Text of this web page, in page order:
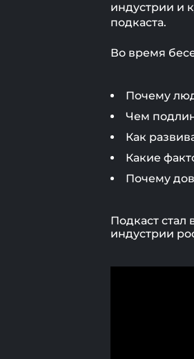
индустрии и
подкаста.
Во время
Почему
Чем
Как
Какие
Почему
Подкаст
индустрии